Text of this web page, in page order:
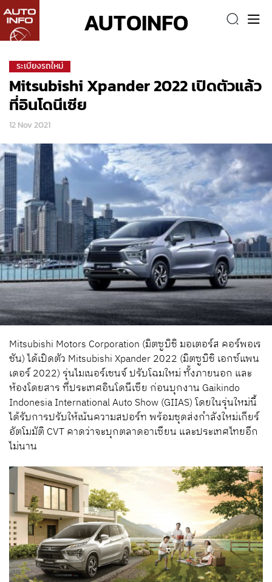
AUTOINFO
ระเบียงรถใหม่
Mitsubishi Xpander 2022 เปิดตัวแล้ว
ที่อินโดนีเซีย
12 Nov 2021
Mitsubishi Motors Corporation (มิตซูบิชิ มอเตอร์ส คอร์พอเร
ชัน) ได้เปิดตัว Mitsubishi Xpander 2022 (มิตซูบิชิ เอกซ์แพน
เดอร์ 2022) รุ่นไมเนอร์เชนจ์ ปรับโฉมใหม่ ทั้งภายนอก และ
ห้องโดยสาร ที่ประเทศอินโดนีเซีย ก่อนบุกงาน Gaikindo
Indonesia International Auto Show (GIIAS) โดยในรุ่นใหม่นี้
ได้รับการปรับให้เน้นความสปอร์ท พร้อมชุดส่งกำลังใหม่เกียร์
อัตโมมัติ CVT คาดว่าจะบุกตลาดอาเซียน และประเทศไทยอีก
ไม่นาน